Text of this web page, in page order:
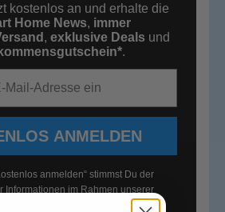
kostenlos an und erhalte die
Home News, immer
, exklusive Deals und
.
ANMELDEN
anmelden“ stimmst Du der
Informationen im Rahmen unserer
zu. Eine Abmeldung ist